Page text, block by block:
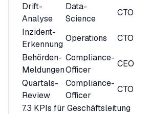
Drift-
Analyse
Data-
Science
CTO
Inzident-
Erkennung
Operations CTO
Behörden-
Meldungen
Compliance-
Officer
CEO
Quartals-
Review
Compliance-
Officer
CTO
7.3 KPIs für Geschäftsleitung